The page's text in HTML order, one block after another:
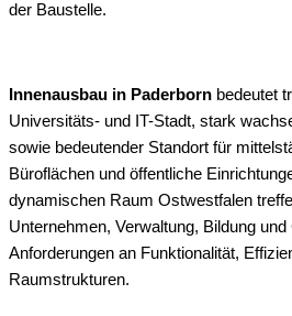
der Baustelle.
Innenausbau in Paderborn bedeutet
Universitäts- und IT-Stadt, stark
sowie bedeutender Standort für
Büroflächen und öffentliche
dynamischen Raum Ostwestfalen
Unternehmen, Verwaltung, Bildung
Anforderungen an Funktionalität,
Raumstrukturen.